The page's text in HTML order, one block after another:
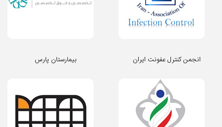
بیمارستان پارس انجمن کنترل عفونت ایران